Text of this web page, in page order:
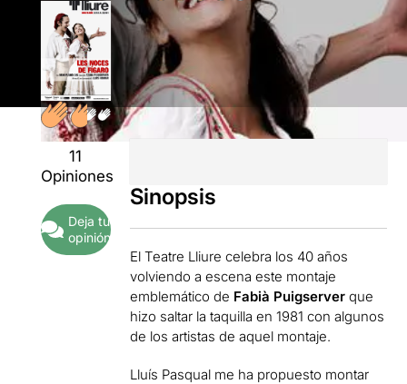
11
Opiniones
Deja tu
opinión
Sinopsis
El Teatre Lliure celebra los 40 años
volviendo a escena este montaje
emblemático de Fabià Puigserverque
hizo saltar la taquilla en 1981 con algunos
de los artistas de aquel montaje.
Lluís Pasqual me ha propuesto montar